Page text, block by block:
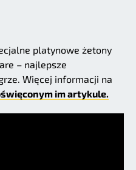
platynowe żetony
– najlepsze
Więcej informacji na
im artykule.